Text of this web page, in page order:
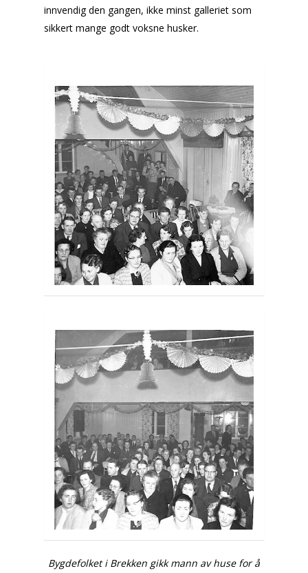
innvendig den gangen, ikke minst galleriet som
sikkert mange godt voksne husker.
Bygdefolket i Brekken gikk mann av huse for å